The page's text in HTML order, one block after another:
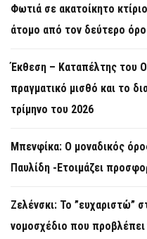
Φωτιά σε ακατοίκητο
άτομο από τον δεύτερο
Έκθεση – Καταπέλτης του
πραγματικό μισθό και το
τρίμηνο του 2026
Μπενφίκα: Ο μοναδικός
Παυλίδη -Ετοιμάζει
Ζελένσκι: Το ”ευχαριστώ”
νομοσχέδιο που